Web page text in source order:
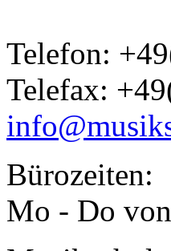
Telefon:
Telefax:
Bürozeiten:
Mo - Do